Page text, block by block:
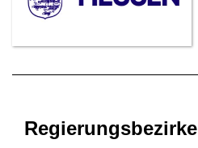
Regierungsbezirke